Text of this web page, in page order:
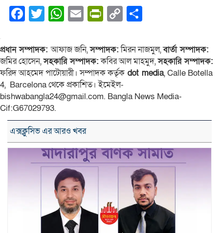
Facebook
Twitter
WhatsApp
EmailPrintFriendly
Copy
প্রধান সম্পাদক:আফাজ জনি,সম্পাদক:মিরন নাজমুল,বার্তা সম্পাদক:
জমির হোসেন,সহকারি সম্পাদক:কবির আল মাহমুদ,সহকারি সম্পাদক:
ফরিদ আহমেদ পাটোয়ারী। সম্পাদক কর্তৃক dot media, Calle Botella
4, Barcelona থেকে প্রকাশিত। ইমেইল-
bishwabangla24@gmail.com. Bangla News Media-
Cif:G67029793.
এক্সক্লুসিভ এর আরও খবর